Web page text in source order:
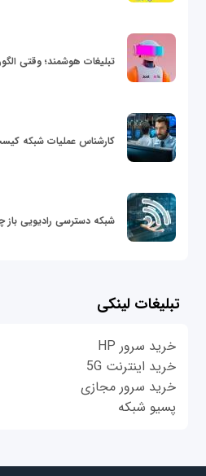
تبلیغات هوشمند؛ وقتی
کارشناس عملیات شبکه
شبکه دسترسی رادیویی
تبلیغات لینکی
خرید سرور HP
خرید اینترنت 5G
خرید سرور مجازی
پسیو شبکه